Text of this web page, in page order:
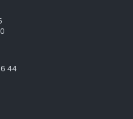
44